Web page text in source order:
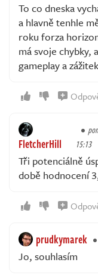
To co dneska
a hlavně tenhle
roku forza
má svoje chybky,
gameplay a
FletcherHill
15:13
Tři potenciálně
době hodnocení
prudkymarek
Jo, souhlasím